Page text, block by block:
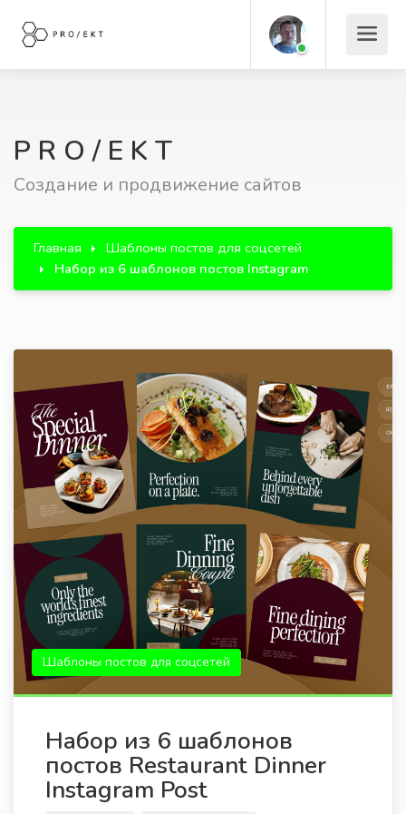
P R O / E K T
Создание и продвижение сайтов
Главная
Шаблоны постов для соцсетей
Набор из 6 шаблонов постов Instagram
Шаблоны постов для соцсетей
Набор из 6 шаблонов
постов Restaurant Dinner
Instagram Post